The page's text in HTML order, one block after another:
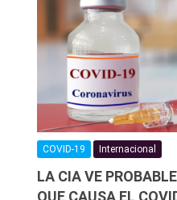
COVID-19 Internacional
LA CIA VE